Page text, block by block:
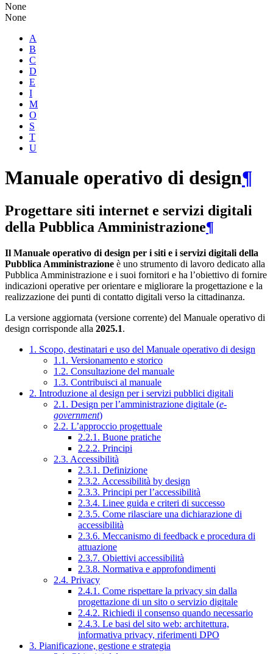
None
None
A
B
C
D
E
I
M
O
S
T
U
Manuale operativo di design¶
Progettare siti internet e servizi digitali
della Pubblica Amministrazione¶
Il Manuale operativo di design per i siti e i servizi digitali della
Pubblica Amministrazione è uno strumento di lavoro dedicato alla
Pubblica Amministrazione e i suoi fornitori e ha l’obiettivo di fornire
indicazioni operative per orientare e migliorare la progettazione e la
realizzazione dei punti di contatto digitali verso la cittadinanza.
La versione aggiornata (versione corrente) del Manuale operativo di
design corrisponde alla 2025.1.
1. Scopo, destinatari e uso del Manuale operativo di design
1.1. Versionamento e storico
1.2. Consultazione del manuale
1.3. Contribuisci al manuale
2. Introduzione al design per i servizi pubblici digitali
2.1. Design per l’amministrazione digitale (e-
government)
2.2. L’approccio progettuale
2.2.1. Buone pratiche
2.2.2. Principi
2.3. Accessibilità
2.3.1. Definizione
2.3.2. Accessibilità by design
2.3.3. Principi per l’accessibilità
2.3.4. Linee guida e criteri di successo
2.3.5. Come rilasciare una dichiarazione di
accessibilità
2.3.6. Meccanismo di feedback e procedura di
attuazione
2.3.7. Obiettivi accessibilità
2.3.8. Normativa e approfondimenti
2.4. Privacy
2.4.1. Come rispettare la privacy sin dalla
progettazione di un sito o servizio digitale
2.4.2. Richiedi il consenso quando necessario
2.4.3. Le basi del sito web: architettura,
informativa privacy, riferimenti DPO
3. Pianificazione, gestione e strategia